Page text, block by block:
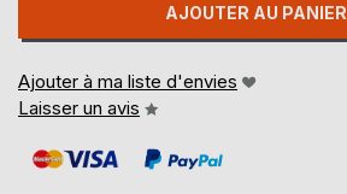
AJOUTER AU PANIER
Ajouter à ma liste d'envies
Laisser un avis